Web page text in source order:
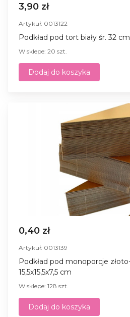
3,90 zł
Artykuł: 0013122
Podkład pod tort biały śr. 32
W sklepe: 20 szt.
Dodaj do koszyka
0,40 zł
Artykuł: 0013139
Podkład pod monoporcje
15,5x15,5x7,5 cm
W sklepe: 128 szt.
Dodaj do koszyka